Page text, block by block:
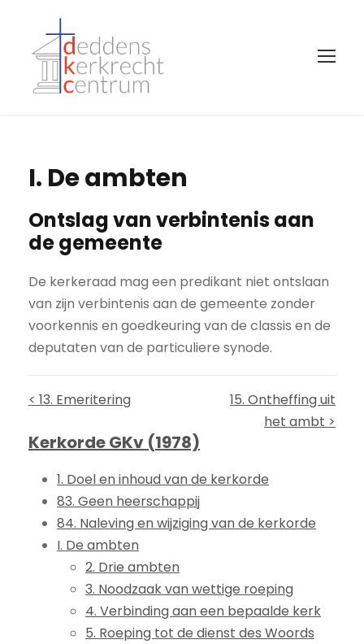
I. De ambten
Ontslag van verbintenis aan
de gemeente
De kerkeraad mag een predikant niet ontslaan
van zijn verbintenis aan de gemeente zonder
voorkennis en goedkeuring van de classis en de
deputaten van de particuliere synode.
< 13. Emeritering
15. Ontheffing uit
het ambt >
Kerkorde GKv (1978)
1. Doel en inhoud van de kerkorde
83. Geen heerschappij
84. Naleving en wijziging van de kerkorde
I. De ambten
2. Drie ambten
3. Noodzaak van wettige roeping
4. Verbinding aan een bepaalde kerk
5. Roeping tot de dienst des Woords